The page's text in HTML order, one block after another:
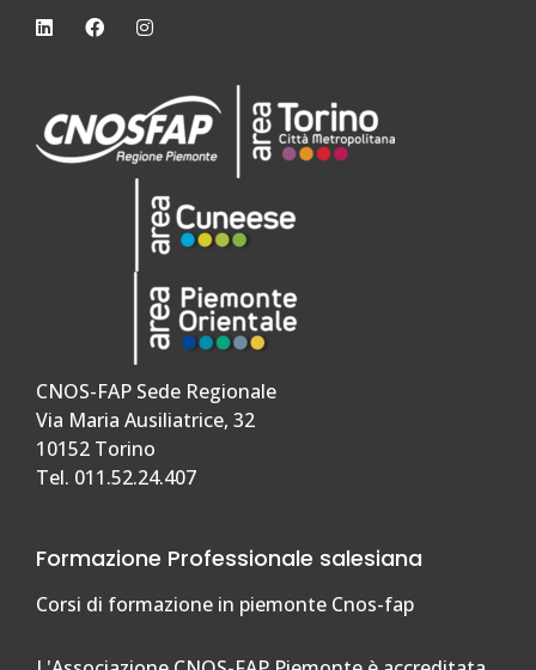
CNOS-FAP Sede Regionale
Via Maria Ausiliatrice, 32
10152 Torino
Tel. 011.52.24.407
Formazione Professionale salesiana
Corsi di formazione in piemonte Cnos-fap